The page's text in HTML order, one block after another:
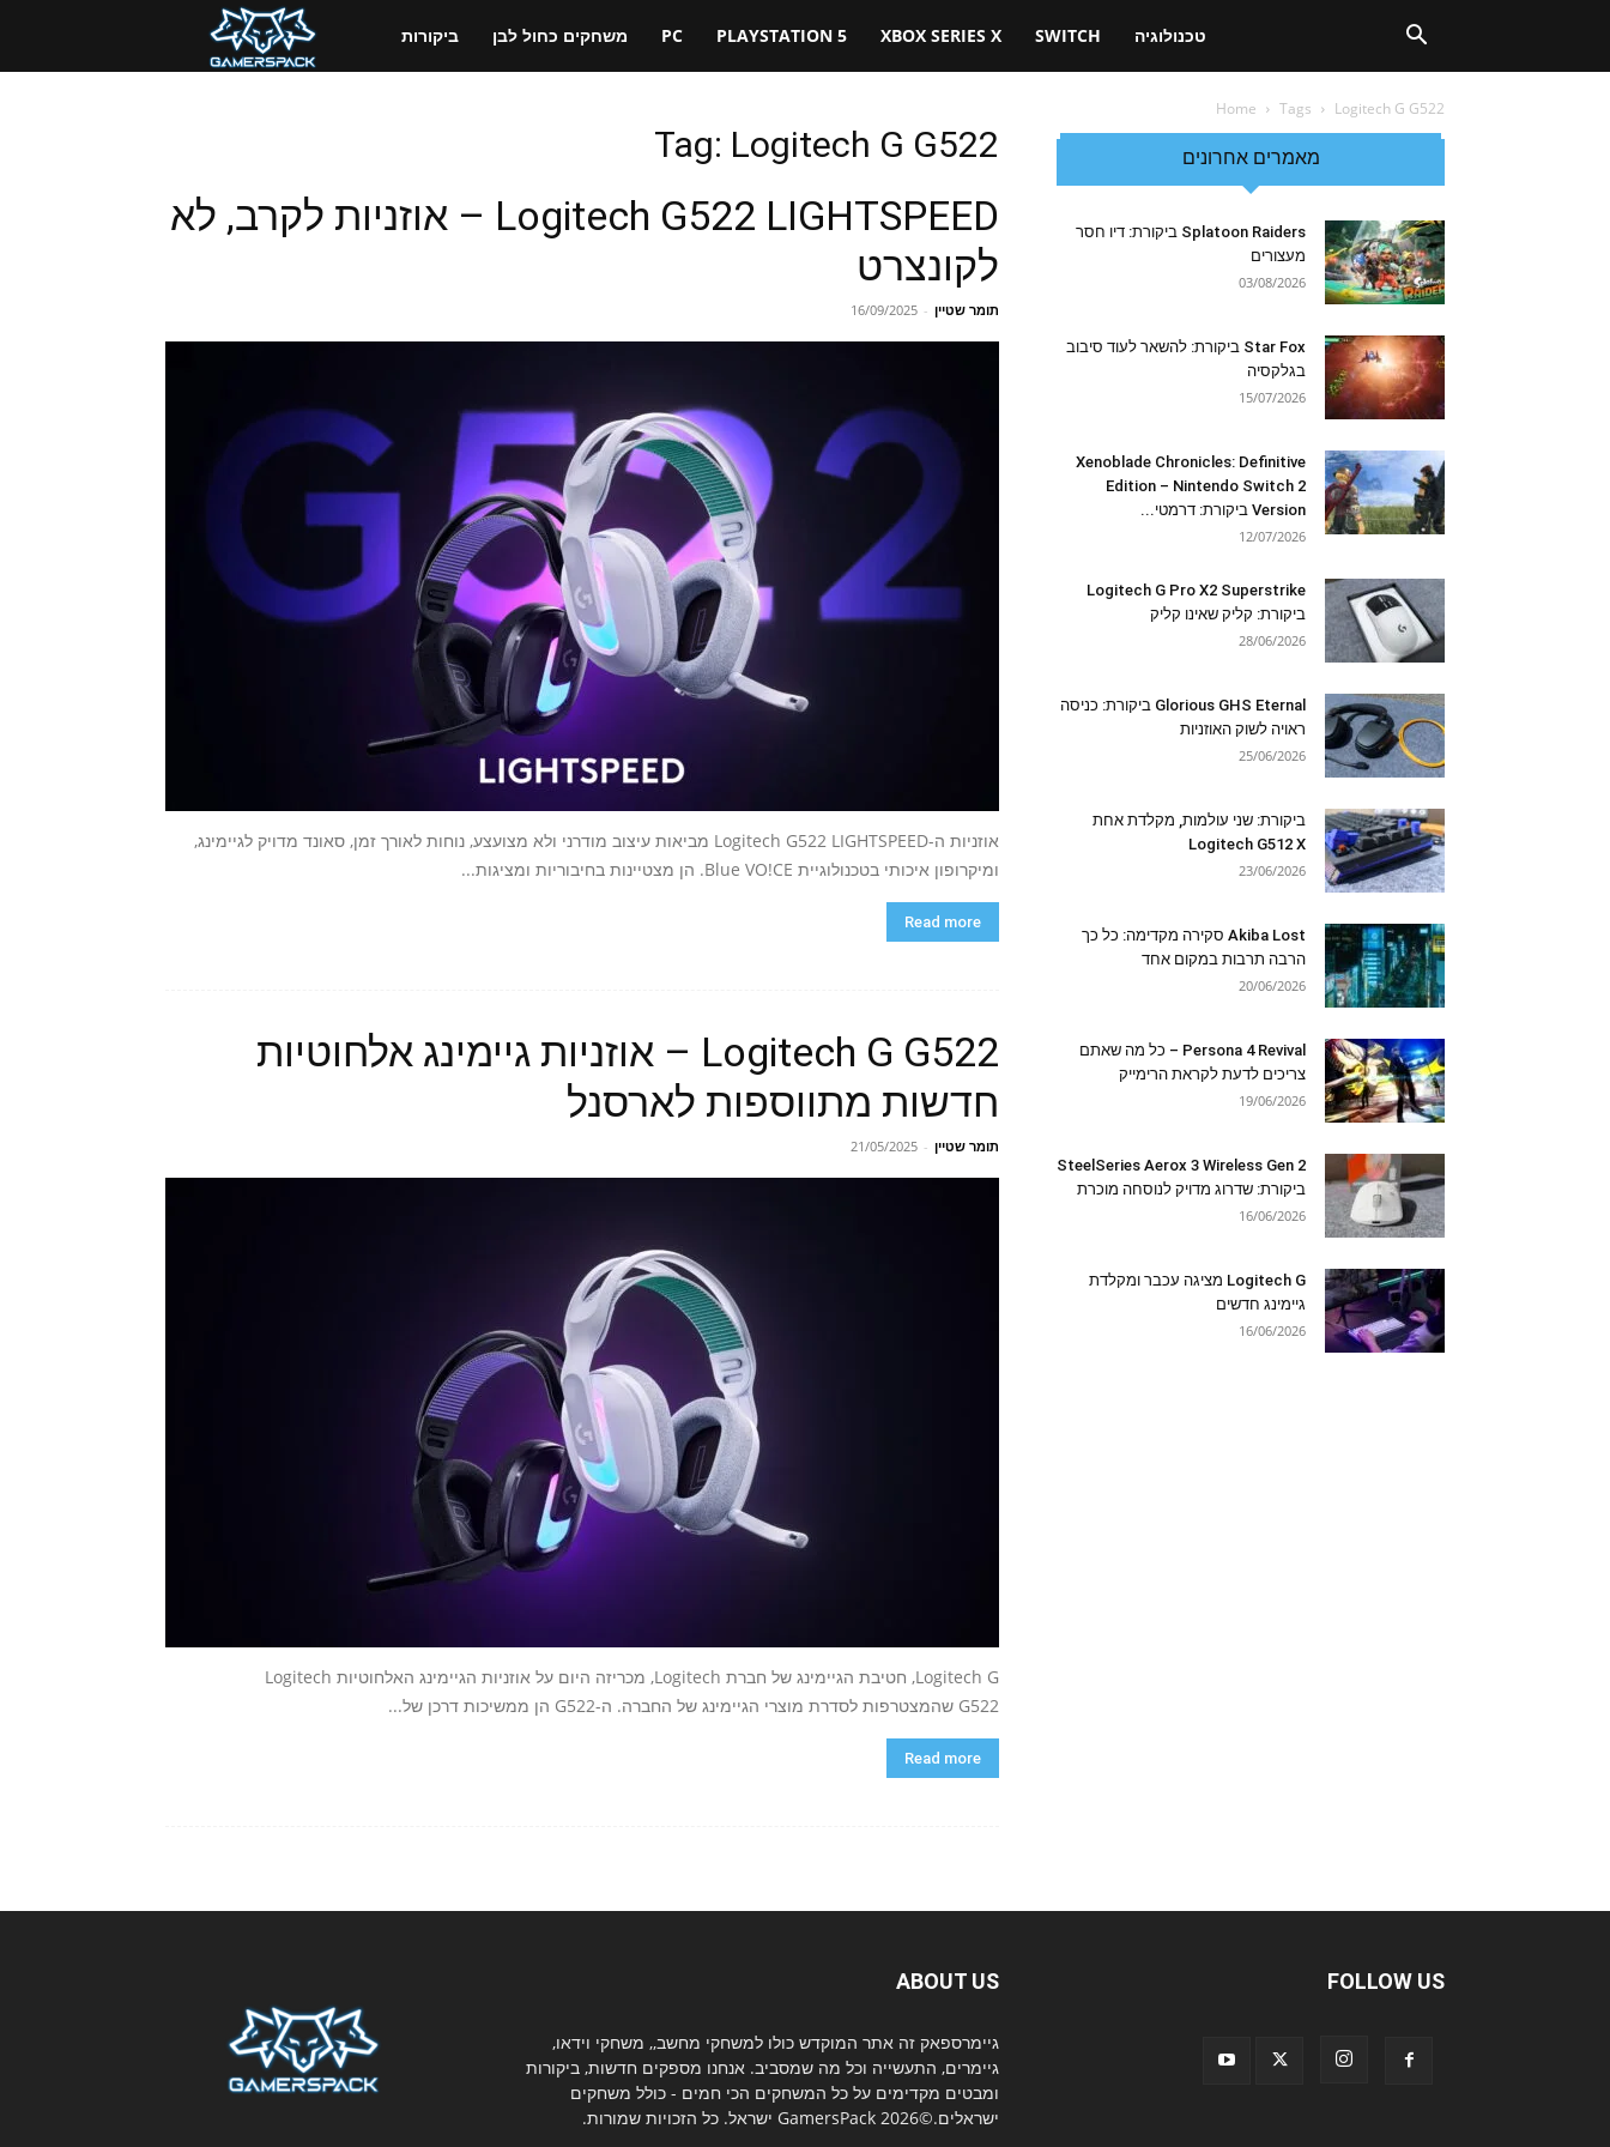
ביקורות משחקים כחול לבן PC PLAYSTATION 5 XBOX SERIES X SWITCH טכנולוגיה
Home Tags Logitech G G522
Tag: Logitech G G522
Logitech G522 LIGHTSPEED – אוזניות לקרב, לא
לקונצרט
תומר שטיין -
16/09/2025
אוזניות ה-Logitech G522 LIGHTSPEED מביאות עיצוב מודרני ולא מצועצע, נוחות לאורך זמן, סאונד מדויק לגיימינג,
ומיקרופון איכותי בטכנולוגיית Blue VO!CE. הן מצטיינות בחיבוריות ומציגות...
Read more
Logitech G G522 – אוזניות גיימינג אלחוטיות
חדשות מתווספות לארסנל
תומר שטיין -
21/05/2025
Logitech G, חטיבת הגיימינג של חברת Logitech, מכריזה היום על אוזניות הגיימינג האלחוטיות Logitech
G522 שהמצטרפות לסדרת מוצרי הגיימינג של החברה. ה-G522 הן ממשיכות דרכן של...
Read more
מאמרים אחרונים
Splatoon Raiders ביקורת: דיו חסר
מעצורים
03/08/2026
Star Fox ביקורת: להשאר לעוד סיבוב
בגלקסיה
15/07/2026
Xenoblade Chronicles: Definitive
Edition – Nintendo Switch 2
Version ביקורת: דרמטי...
12/07/2026
Logitech G Pro X2 Superstrike
ביקורת: קליק שאינו קליק
28/06/2026
Glorious GHS Eternal ביקורת: כניסה
ראויה לשוק האוזניות
25/06/2026
ביקורת: שני עולמות, מקלדת אחת
Logitech G512 X
23/06/2026
Akiba Lost סקירה מקדימה: כל כך
הרבה תרבות במקום אחד
20/06/2026
Persona 4 Revival – כל מה שאתם
צריכים לדעת לקראת הרימייק
19/06/2026
SteelSeries Aerox 3 Wireless Gen 2
ביקורת: שדרוג מדויק לנוסחה מוכרת
16/06/2026
Logitech G מציגה עכבר ומקלדת
גיימינג חדשים
16/06/2026
ABOUT US
גיימרספאק זה אתר המוקדש כולו למשחקי מחשב,, משחקי וידאו,
גיימרים, התעשייה וכל מה שמסביב. אנחנו מספקים חדשות, ביקורות
ומבטים מקדימים על כל המשחקים הכי חמים - כולל משחקים
ישראלים.©2026 GamersPack ישראל. כל הזכויות שמורות.
FOLLOW US